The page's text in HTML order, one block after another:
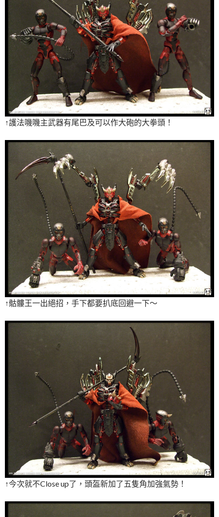
↑護法嘰嘰主武器有尾巴及可以作大砲的大拳頭！
↑骷髏王一出絕招，手下都要扒底回避一下～
↑今次就不Close up了，頭盔新加了五隻角加強氣勢！